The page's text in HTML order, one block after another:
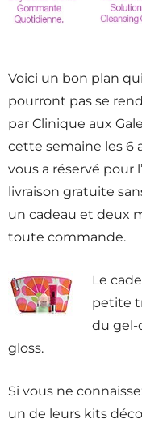
Voici un bon plan
pourront pas se
par Clinique aux
cette semaine les 6
vous a réservé pour
livraison gratuite
un cadeau et deux
toute commande.
Le
petite
du gel-
gloss.
Si vous ne
un de leurs kits